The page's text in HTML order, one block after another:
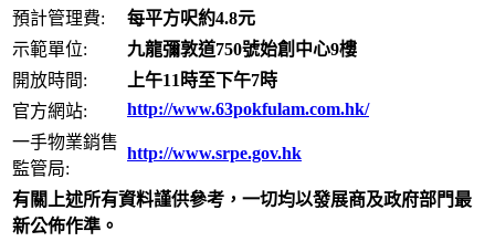
預計管理費:
每平方呎約4.8元
示範單位:
九龍彌敦道750號始創中心9樓
開放時間:
上午11時至下午7時
官方網站:
http://www.63pokfulam.com.hk/
一手物業銷售
監管局:
http://www.srpe.gov.hk
有關上述所有資料謹供參考，一切均以發展商及政府部門最
新公佈作準。